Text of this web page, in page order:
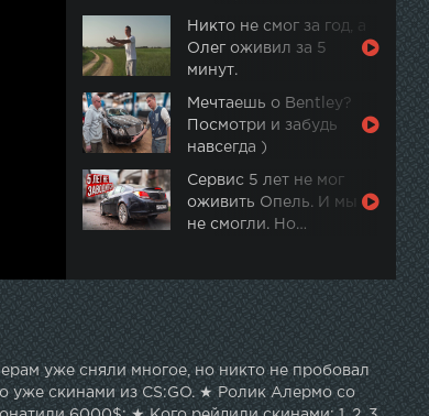
Никто не смог за год, а
Олег оживил за 5
минут.
Мечтаешь о Bentley?
Посмотри и забудь
навсегда )
Сервис 5 лет не мог
оживить Опель. И мы
не смогли. Но…
уже сняли многое, но никто не пробовал
уже скинами из CS:GO. ★ Ролик Алермо со